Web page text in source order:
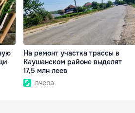
На ремонт участка трассы в
Каушанском районе выделят
17,5 млн леев
вчера